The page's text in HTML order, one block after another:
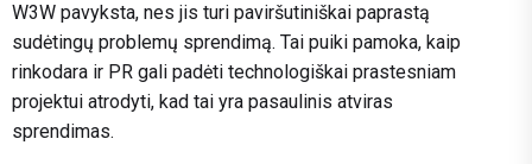
W3W pavyksta, nes jis turi paviršutiniškai paprastą
sudėtingų problemų sprendimą. Tai puiki pamoka, kaip
rinkodara ir PR gali padėti technologiškai prastesniam
projektui atrodyti, kad tai yra pasaulinis atviras
sprendimas.